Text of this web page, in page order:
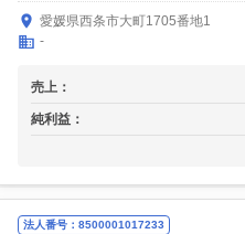
愛媛県西条市大町1705番地1
-
売上：
純利益：
法人番号：8500001017233